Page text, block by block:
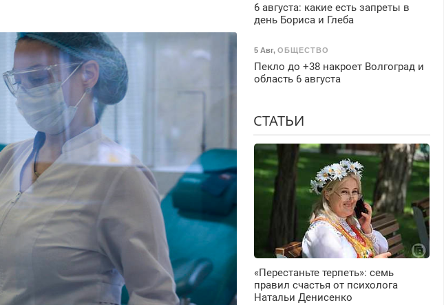
6 августа: какие есть запреты в
день Бориса и Глеба
5 Авг, ОБЩЕСТВО
Пекло до +38 накроет Волгоград и
область 6 августа
СТАТЬИ
«Перестаньте терпеть»: семь
правил счастья от психолога
Натальи Денисенко